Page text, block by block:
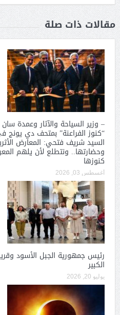
مقالات ذات صلة
– وزير السياحة والآثار وعمدة
“كنوز الفراعنة” بمتحف دي يونج
السيد شريف فتحي: المعارض
وحضارتها.. ونتطلع لأن يلهم
كنوزها
أغسطس 03, 2026
رئيس جمهورية الجبل الأسود
الكبير
يوليو 20, 2026